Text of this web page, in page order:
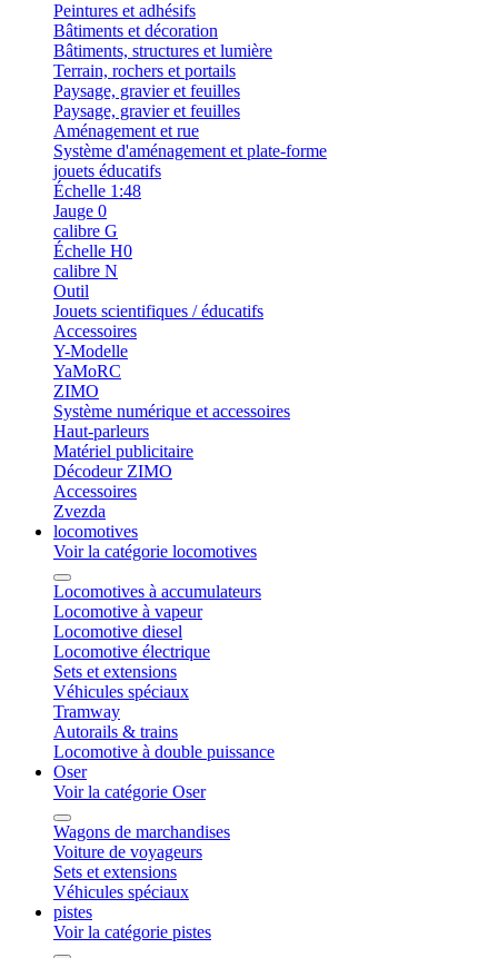
Peintures et adhésifs
Bâtiments et décoration
Bâtiments, structures et lumière
Terrain, rochers et portails
Paysage, gravier et feuilles
Paysage, gravier et feuilles
Aménagement et rue
Système d'aménagement et plate-forme
jouets éducatifs
Échelle 1:48
Jauge 0
calibre G
Échelle H0
calibre N
Outil
Jouets scientifiques / éducatifs
Accessoires
Y-Modelle
YaMoRC
ZIMO
Système numérique et accessoires
Haut-parleurs
Matériel publicitaire
Décodeur ZIMO
Accessoires
Zvezda
locomotives
Voir la catégorie locomotives
Locomotives à accumulateurs
Locomotive à vapeur
Locomotive diesel
Locomotive électrique
Sets et extensions
Véhicules spéciaux
Tramway
Autorails & trains
Locomotive à double puissance
Oser
Voir la catégorie Oser
Wagons de marchandises
Voiture de voyageurs
Sets et extensions
Véhicules spéciaux
pistes
Voir la catégorie pistes